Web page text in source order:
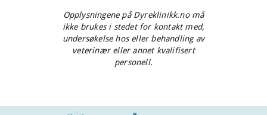
Opplysningene på Dyreklinikk.no må
ikke brukes i stedet for kontakt med,
undersøkelse hos eller behandling av
veterinær eller annet kvalifisert
personell.